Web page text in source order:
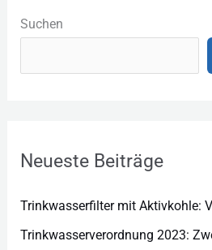
Suchen
Neueste Beiträge
Trinkwasserfilter mit Aktivkohle:
Trinkwasserverordnung 2023:
a
e
r
e
n